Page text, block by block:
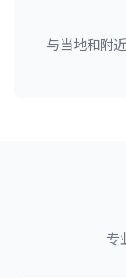
与当地和附
专